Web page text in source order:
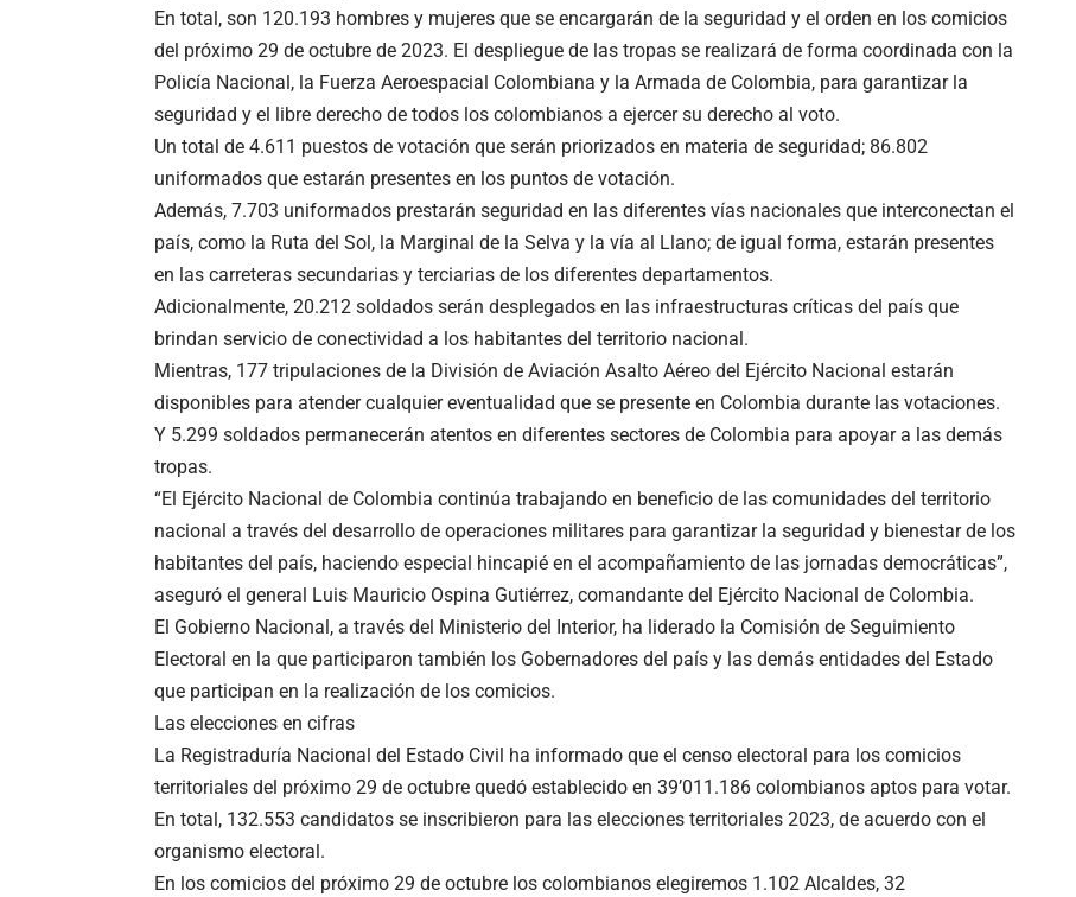
En total, son 120.193 hombres y mujeres que se encargarán de la seguridad y el orden en los comicios
del próximo 29 de octubre de 2023. El despliegue de las tropas se realizará de forma coordinada con la
Policía Nacional, la Fuerza Aeroespacial Colombiana y la Armada de Colombia, para garantizar la
seguridad y el libre derecho de todos los colombianos a ejercer su derecho al voto.
Un total de 4.611 puestos de votación que serán priorizados en materia de seguridad; 86.802
uniformados que estarán presentes en los puntos de votación.
Además, 7.703 uniformados prestarán seguridad en las diferentes vías nacionales que interconectan el
país, como la Ruta del Sol, la Marginal de la Selva y la vía al Llano; de igual forma, estarán presentes
en las carreteras secundarias y terciarias de los diferentes departamentos.
Adicionalmente, 20.212 soldados serán desplegados en las infraestructuras críticas del país que
brindan servicio de conectividad a los habitantes del territorio nacional.
Mientras, 177 tripulaciones de la División de Aviación Asalto Aéreo del Ejército Nacional estarán
disponibles para atender cualquier eventualidad que se presente en Colombia durante las votaciones.
Y 5.299 soldados permanecerán atentos en diferentes sectores de Colombia para apoyar a las demás
tropas.
“El Ejército Nacional de Colombia continúa trabajando en beneficio de las comunidades del territorio
nacional a través del desarrollo de operaciones militares para garantizar la seguridad y bienestar de los
habitantes del país, haciendo especial hincapié en el acompañamiento de las jornadas democráticas”,
aseguró el general Luis Mauricio Ospina Gutiérrez, comandante del Ejército Nacional de Colombia.
El Gobierno Nacional, a través del Ministerio del Interior, ha liderado la Comisión de Seguimiento
Electoral en la que participaron también los Gobernadores del país y las demás entidades del Estado
que participan en la realización de los comicios.
Las elecciones en cifras
La Registraduría Nacional del Estado Civil ha informado que el censo electoral para los comicios
territoriales del próximo 29 de octubre quedó establecido en 39’011.186 colombianos aptos para votar.
En total, 132.553 candidatos se inscribieron para las elecciones territoriales 2023, de acuerdo con el
organismo electoral.
En los comicios del próximo 29 de octubre los colombianos elegiremos 1.102 Alcaldes, 32